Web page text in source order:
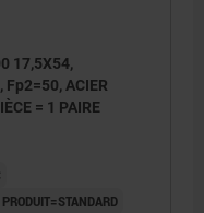
17,5X54,
Fp2=50, ACIER
= 1 PAIRE